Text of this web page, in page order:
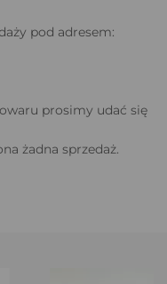
pod adresem:
prosimy udać się
żadna sprzedaż.